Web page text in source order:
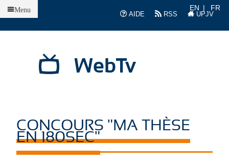
AIDE
RSS UPJV
EN FR
WebTv
Menu
CONCOURS "MA THÈSE
EN 180SEC"